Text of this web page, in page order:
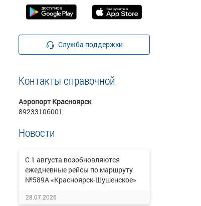
Служба поддержки
Контакты справочной
Аэропорт Красноярск
89233106001
Новости
С 1 августа возобновляются
ежедневные рейсы по маршруту
№589А «Красноярск-Шушенское»
28.07.2026